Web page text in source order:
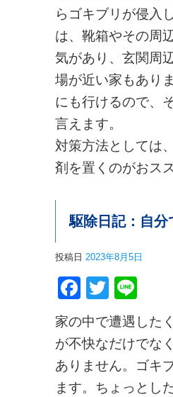
らゴキブリが侵入
は、靴箱やその周
気があり、玄関周
場が近い家もあり
にも行けるので、
言えます。
対策方法としては
剤を置くのがおス
駆除日記：自分
投稿日 2023年8月5日
Facebook
Twitter
家の中で遭遇した
が不快なだけでな
ありません。ゴキ
ます。ちょっとし